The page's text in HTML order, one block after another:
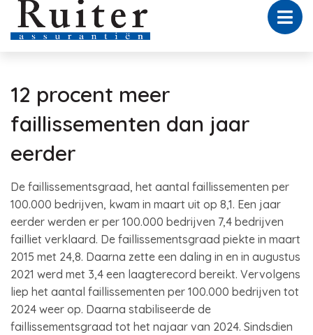
12 procent meer
faillissementen dan jaar
eerder
De faillissementsgraad, het aantal faillissementen per
100.000 bedrijven, kwam in maart uit op 8,1. Een jaar
eerder werden er per 100.000 bedrijven 7,4 bedrijven
failliet verklaard. De faillissementsgraad piekte in maart
2015 met 24,8. Daarna zette een daling in en in augustus
2021 werd met 3,4 een laagterecord bereikt. Vervolgens
liep het aantal faillissementen per 100.000 bedrijven tot
2024 weer op. Daarna stabiliseerde de
faillissementsgraad tot het najaar van 2024. Sindsdien